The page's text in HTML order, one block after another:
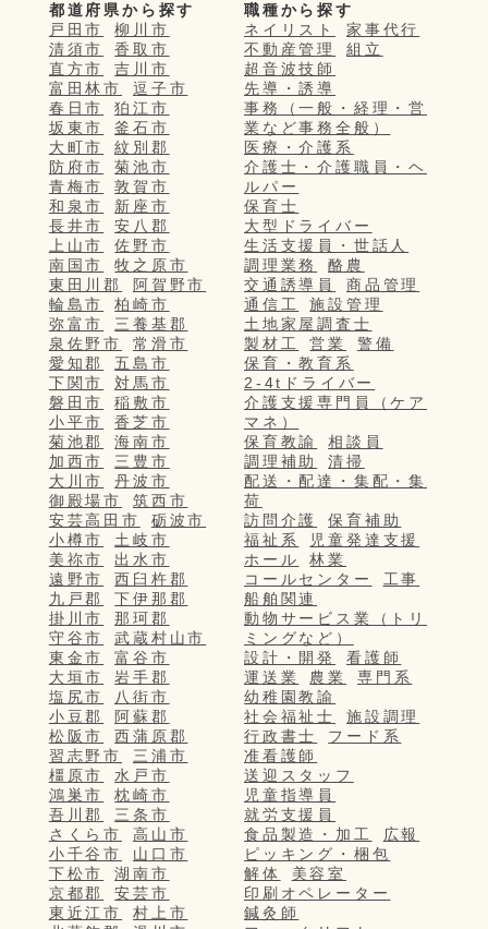
都道府県から探す
戸田市
柳川市
清須市
香取市
直方市
吉川市
富田林市
逗子市
春日市
狛江市
坂東市
釜石市
大町市
紋別郡
防府市
菊池市
青梅市
敦賀市
和泉市
新座市
長井市
安八郡
上山市
佐野市
南国市
牧之原市
東田川郡
阿賀野市
輪島市
柏崎市
弥富市
三養基郡
泉佐野市
常滑市
愛知郡
五島市
下関市
対馬市
磐田市
稲敷市
小平市
香芝市
菊池郡
海南市
加西市
三豊市
大川市
丹波市
御殿場市
筑西市
安芸高田市
砺波市
小樽市
土岐市
美祢市
出水市
遠野市
西臼杵郡
九戸郡
下伊那郡
掛川市
那珂郡
守谷市
武蔵村山市
東金市
富谷市
大垣市
岩手郡
塩尻市
八街市
小豆郡
阿蘇郡
松阪市
西蒲原郡
習志野市
三浦市
橿原市
水戸市
鴻巣市
枕崎市
吾川郡
三条市
さくら市
高山市
小千谷市
山口市
下松市
湖南市
京都郡
安芸市
東近江市
村上市
職種から探す
ネイリスト
家事代行
不動産管理
組立
超音波技師
先導・誘導
事務（一般・経理・営
業など事務全般）
医療・介護系
介護士・介護職員・ヘ
ルパー
保育士
大型ドライバー
生活支援員・世話人
調理業務
酪農
交通誘導員
商品管理
通信工
施設管理
土地家屋調査士
製材工
営業
警備
保育・教育系
2-4tドライバー
介護支援専門員（ケア
マネ）
保育教諭
相談員
調理補助
清掃
配送・配達・集配・集
荷
訪問介護
保育補助
福祉系
児童発達支援
ホール
林業
コールセンター
工事
船舶関連
動物サービス業（トリ
ミングなど）
設計・開発
看護師
運送業
農業
専門系
幼稚園教諭
社会福祉士
施設調理
行政書士
フード系
准看護師
送迎スタッフ
児童指導員
就労支援員
食品製造・加工
広報
ピッキング・梱包
解体
美容室
印刷オペレーター
鍼灸師